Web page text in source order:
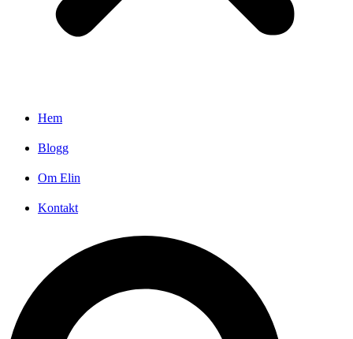
Hem
Blogg
Om Elin
Kontakt